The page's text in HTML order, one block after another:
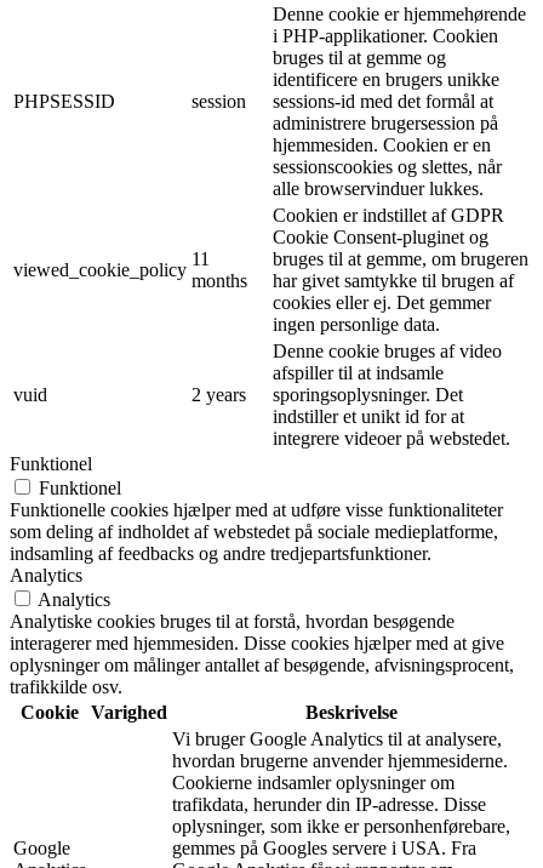
PHPSESSID session
Denne cookie er hjemmehørende
i PHP-applikationer. Cookien
bruges til at gemme og
identificere en brugers unikke
sessions-id med det formål at
administrere brugersession på
hjemmesiden. Cookien er en
sessionscookies og slettes, når
alle browservinduer lukkes.
viewed_cookie_policy
11
months
Cookien er indstillet af GDPR
Cookie Consent-pluginet og
bruges til at gemme, om brugeren
har givet samtykke til brugen af
cookies eller ej. Det gemmer
ingen personlige data.
vuid 2 years
Denne cookie bruges af video
afspiller til at indsamle
sporingsoplysninger. Det
indstiller et unikt id for at
integrere videoer på webstedet.
Funktionel
Funktionel
Funktionelle cookies hjælper med at udføre visse funktionaliteter
som deling af indholdet af webstedet på sociale medieplatforme,
indsamling af feedbacks og andre tredjepartsfunktioner.
Analytics
Analytics
Analytiske cookies bruges til at forstå, hvordan besøgende
interagerer med hjemmesiden. Disse cookies hjælper med at give
oplysninger om målinger antallet af besøgende, afvisningsprocent,
trafikkilde osv.
Cookie Varighed Beskrivelse
Google
Vi bruger Google Analytics til at analysere,
hvordan brugerne anvender hjemmesiderne.
Cookierne indsamler oplysninger om
trafikdata, herunder din IP-adresse. Disse
oplysninger, som ikke er personhenførebare,
gemmes på Googles servere i USA. Fra